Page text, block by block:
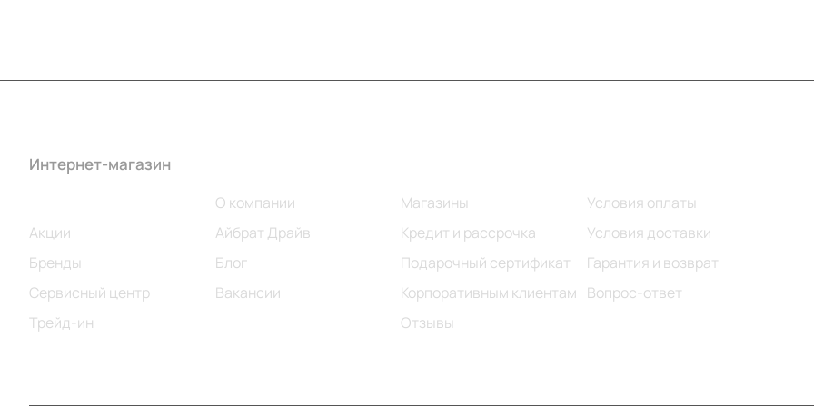
Интернет-магазин
Акции
Бренды
Сервисный центр
Трейд-ин
О компании
Айбрат Драйв
Блог
Вакансии
Магазины
Кредит и рассрочка
Подарочный сертификат
Корпоративным клиентам
Отзывы
Условия оплаты
Условия доставки
Гарантия и возврат
Вопрос-ответ